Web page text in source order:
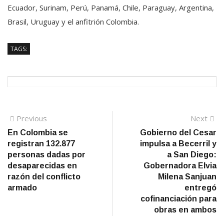
Ecuador, Surinam, Perú, Panamá, Chile, Paraguay, Argentina,
Brasil, Uruguay y el anfitrión Colombia.
TAGS:
Navegación
de
entradas
Previous
post:
En Colombia se
registran 132.877
personas dadas por
desaparecidas en
razón del conflicto
armado
Next
Gobierno del Cesar
impulsa a Becerril y
a San Diego:
Gobernadora Elvia
Milena Sanjuan
entregó
cofinanciación para
obras en ambos